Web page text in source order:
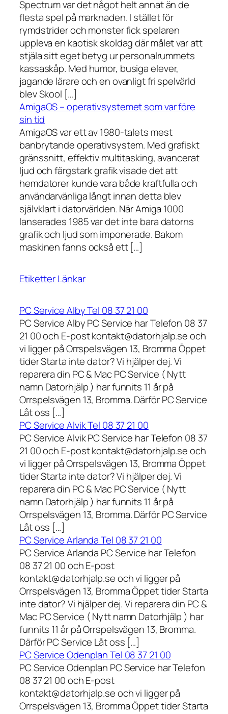
Spectrum var det något helt annat än de
flesta spel på marknaden. I stället för
rymdstrider och monster fick spelaren
uppleva en kaotisk skoldag där målet var att
stjäla sitt eget betyg ur personalrummets
kassaskåp. Med humor, busiga elever,
jagande lärare och en ovanligt fri spelvärld
blev Skool […]
AmigaOS – operativsystemet som var före
sin tid
AmigaOS var ett av 1980-talets mest
banbrytande operativsystem. Med grafiskt
gränssnitt, effektiv multitasking, avancerat
ljud och färgstark grafik visade det att
hemdatorer kunde vara både kraftfulla och
användarvänliga långt innan detta blev
självklart i datorvärlden. När Amiga 1000
lanserades 1985 var det inte bara datorns
grafik och ljud som imponerade. Bakom
maskinen fanns också ett […]
EtiketterLänkar
PC Service Alby Tel 08 37 21 00
PC Service Alby PC Service har Telefon 08 37
21 00 och E-post kontakt@datorhjalp.se och
vi ligger på Orrspelsvägen 13, Bromma Öppet
tider Starta inte dator? Vi hjälper dej. Vi
reparera din PC & Mac PC Service ( Nytt
namn Datorhjälp ) har funnits 11 år på
Orrspelsvägen 13, Bromma. Därför PC Service
Låt oss […]
PC Service Alvik Tel 08 37 21 00
PC Service Alvik PC Service har Telefon 08 37
21 00 och E-post kontakt@datorhjalp.se och
vi ligger på Orrspelsvägen 13, Bromma Öppet
tider Starta inte dator? Vi hjälper dej. Vi
reparera din PC & Mac PC Service ( Nytt
namn Datorhjälp ) har funnits 11 år på
Orrspelsvägen 13, Bromma. Därför PC Service
Låt oss […]
PC Service Arlanda Tel 08 37 21 00
PC Service Arlanda PC Service har Telefon
08 37 21 00 och E-post
kontakt@datorhjalp.se och vi ligger på
Orrspelsvägen 13, Bromma Öppet tider Starta
inte dator? Vi hjälper dej. Vi reparera din PC &
Mac PC Service ( Nytt namn Datorhjälp ) har
funnits 11 år på Orrspelsvägen 13, Bromma.
Därför PC Service Låt oss […]
PC Service Odenplan Tel 08 37 21 00
PC Service Odenplan PC Service har Telefon
08 37 21 00 och E-post
kontakt@datorhjalp.se och vi ligger på
Orrspelsvägen 13, Bromma Öppet tider Starta